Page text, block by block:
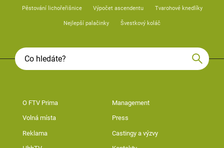
Pěstování lichořeřišnice Výpočet ascendentu Tvarohové knedlíky
Nejlepší palačinky Švestkový koláč
O FTV Prima Management
Volná místa Press
Reklama Castingy a výzvy